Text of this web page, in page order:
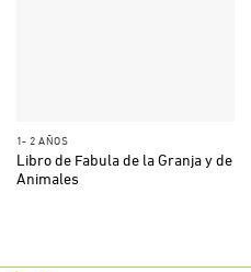
1- 2 AÑOS
Libro de Fabula de la Granja y de
Animales